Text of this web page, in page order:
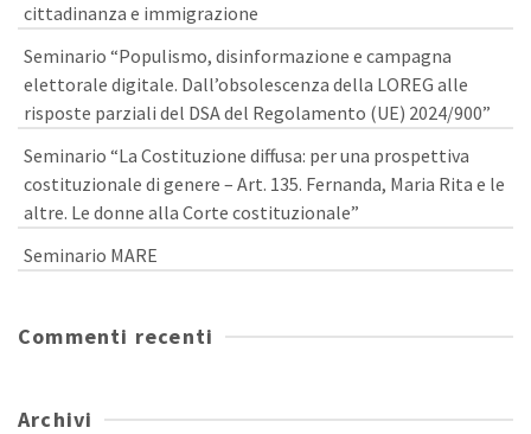
cittadinanza e immigrazione
Seminario “Populismo, disinformazione e campagna
elettorale digitale. Dall’obsolescenza della LOREG alle
risposte parziali del DSA del Regolamento (UE) 2024/900”
Seminario “La Costituzione diffusa: per una prospettiva
costituzionale di genere – Art. 135. Fernanda, Maria Rita e le
altre. Le donne alla Corte costituzionale”
Seminario MARE
Commenti recenti
Archivi